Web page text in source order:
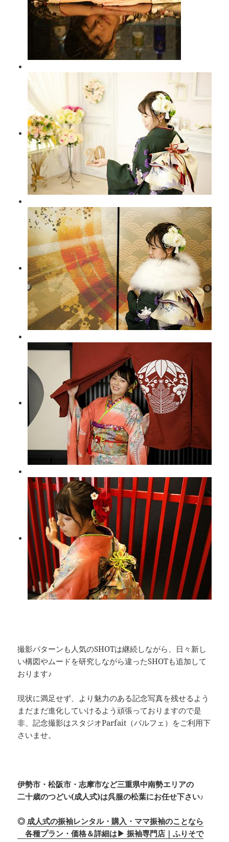
撮影パターンも人気のSHOTは継続しながら、日々新し
い構図やムードを研究しながら違ったSHOTも追加して
おります♪
現状に満足せず、より魅力のある記念写真を残せるよう
まだまだ進化していけるよう頑張っておりますので是
非、記念撮影はスタジオParfait（パルフェ）をご利用下
さいませ。
伊勢市・松阪市・志摩市など三重県中南勢エリアの
二十歳のつどい(成人式)は呉服の松葉にお任せ下さい♪
◎成人式の振袖レンタル・購入・ママ振袖のことなら
各種プラン・価格＆詳細は▶ 振袖専門店｜ふりそで